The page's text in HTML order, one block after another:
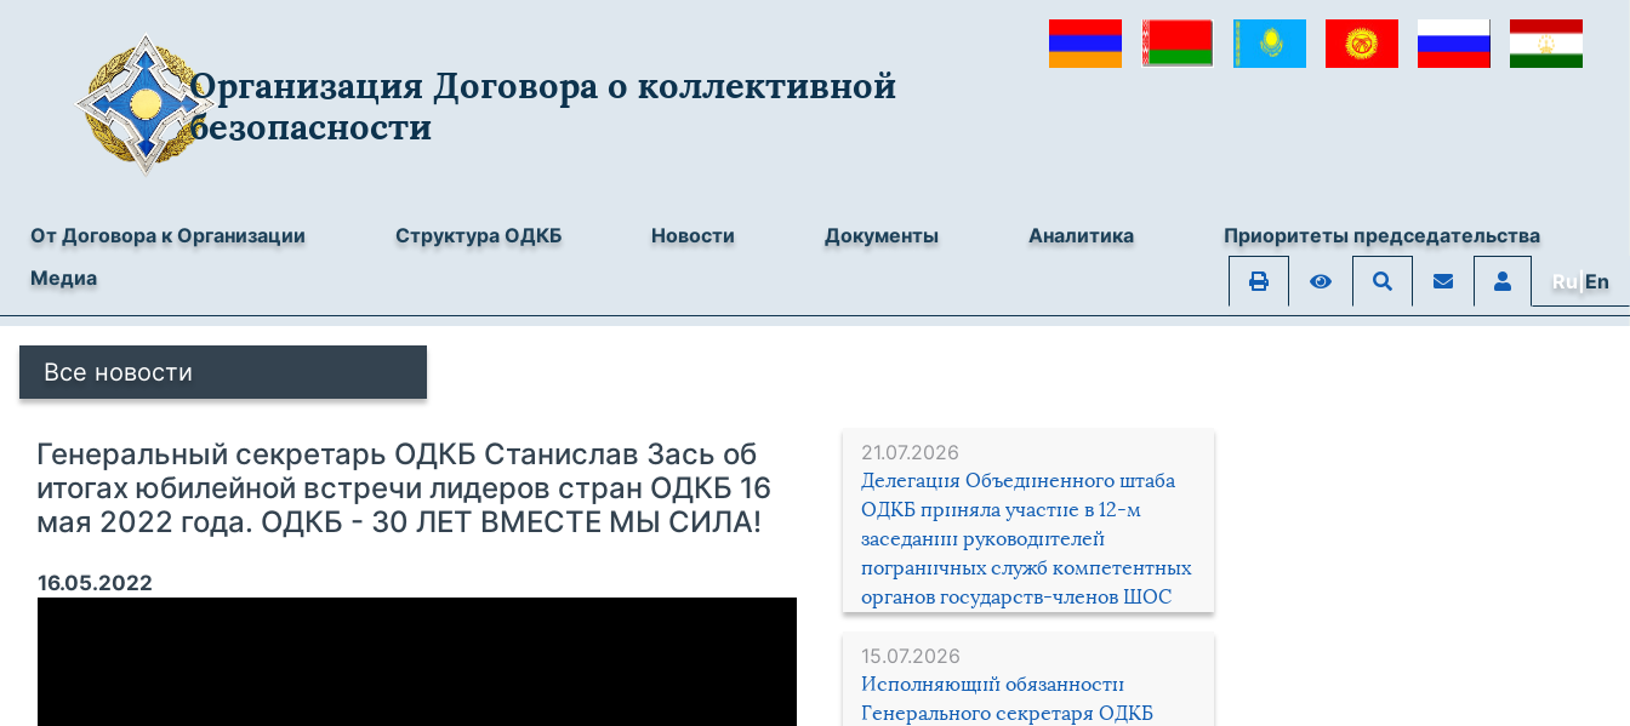
Организация Договора о коллективной
безопасности
От Договора к Организации Структура ОДКБ Новости Документы Аналитика
Приоритеты председательства
Медиа
Ru|En
Все новости
21.07.2026
Делегация Объединенного штаба
ОДКБ приняла участие в 12-м
заседании руководителей
пограничных служб компетентных
органов государств-членов ШОС
15.07.2026
Исполняющий обязанности
Генерального секретаря ОДКБ
Генеральный секретарь ОДКБ Станислав Зась об
итогах юбилейной встречи лидеров стран ОДКБ 16
мая 2022 года. ОДКБ - 30 ЛЕТ ВМЕСТЕ МЫ СИЛА!
16.05.2022